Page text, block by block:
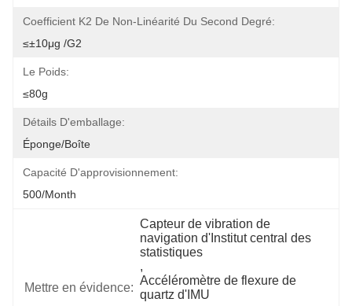
Coefficient K2 De Non-Linéarité Du Second Degré:
≤±10μg /g2
Le Poids:
≤80g
Détails D'emballage:
Éponge/boîte
Capacité D'approvisionnement:
500/month
Mettre en évidence:
Capteur de vibration de
navigation d'Institut central des
statistiques
,
Accéléromètre de flexure de
quartz d'IMU